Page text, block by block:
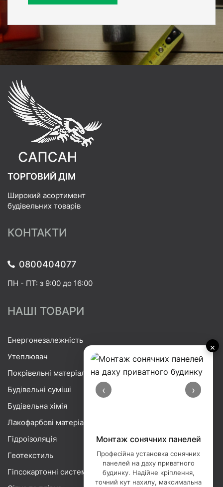
×
‹ ›
Монтаж сонячних панелей
Професійна установка сонячних
панелей на даху приватного
будинку. Надійне кріплення,
точний кут нахилу, максимальна
ТОРГОВИЙ ДІМ
Широкий асортимент
будівельних товарів
КОНТАКТИ
0800404077
ПН - ПТ: з 9:00 до 16:00
НАШІ ТОВАРИ
Енергонезалежність
Утеплювач
Покрівельні матеріали
Будівельні суміші
Будівельна хімія
Лакофарбові матеріали
Гідроізоляція
Геотекстиль
Гіпсокартонні системи